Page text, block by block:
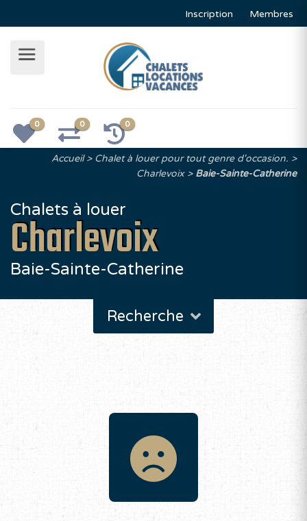
Inscription Membres
0 0 0
Accueil
Chalet à louer pour tout genre d'occasion.
Charlevoix
Baie-Sainte-Catherine
Chalets à louer
Charlevoix
Baie-Sainte-Catherine
Recherche